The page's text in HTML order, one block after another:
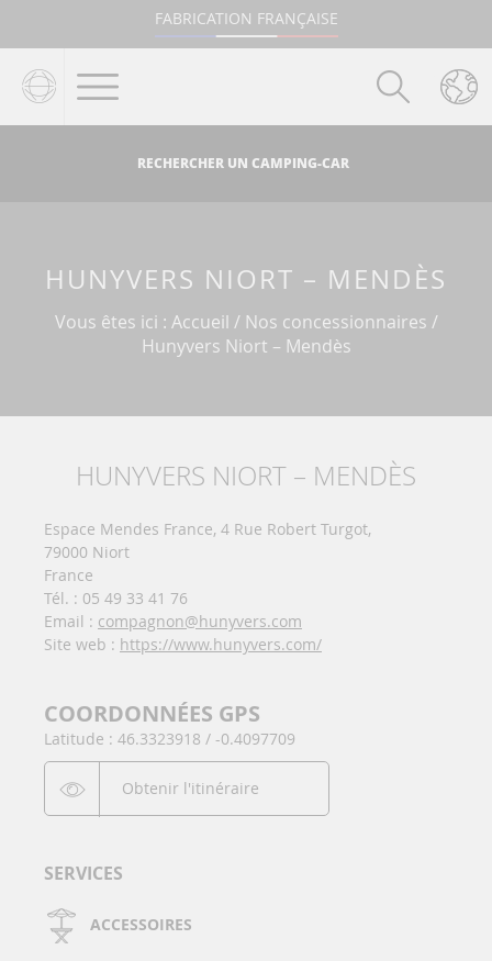
FABRICATION FRANÇAISE
contenu
RECHERCHER UN CAMPING-CAR
HUNYVERS NIORT – MENDÈS
Vous êtes ici : Accueil / Nos concessionnaires /
Hunyvers Niort – Mendès
HUNYVERS NIORT – MENDÈS
Espace Mendes France, 4 Rue Robert Turgot,
79000 Niort
France
Tél. : 05 49 33 41 76
Email : compagnon@hunyvers.com
Site web : https://www.hunyvers.com/
COORDONNÉES GPS
Latitude : 46.3323918 / -0.4097709
Obtenir l'itinéraire
SERVICES
ACCESSOIRES